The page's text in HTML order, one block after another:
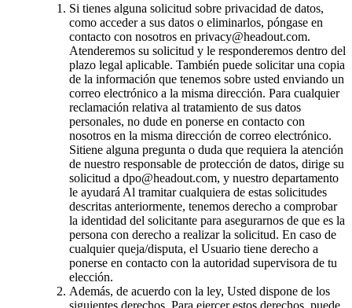
Si tienes alguna solicitud sobre privacidad de datos,
como acceder a sus datos o eliminarlos, póngase en
contacto con nosotros en privacy@headout.com.
Atenderemos su solicitud y le responderemos dentro del
plazo legal aplicable. También puede solicitar una copia
de la información que tenemos sobre usted enviando un
correo electrónico a la misma dirección. Para cualquier
reclamación relativa al tratamiento de sus datos
personales, no dude en ponerse en contacto con
nosotros en la misma dirección de correo electrónico.
Sitiene alguna pregunta o duda que requiera la atención
de nuestro responsable de protección de datos, dirige su
solicitud a dpo@headout.com, y nuestro departamento
le ayudará Al tramitar cualquiera de estas solicitudes
descritas anteriormente, tenemos derecho a comprobar
la identidad del solicitante para asegurarnos de que es la
persona con derecho a realizar la solicitud. En caso de
cualquier queja/disputa, el Usuario tiene derecho a
ponerse en contacto con la autoridad supervisora de tu
elección.
Además, de acuerdo con la ley, Usted dispone de los
siguientes derechos. Para ejercer estos derechos, puede